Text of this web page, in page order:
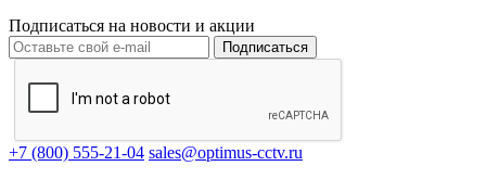
Подписаться на новости и акции
Подписаться
+7 (800) 555-21-04 sales@optimus-cctv.ru